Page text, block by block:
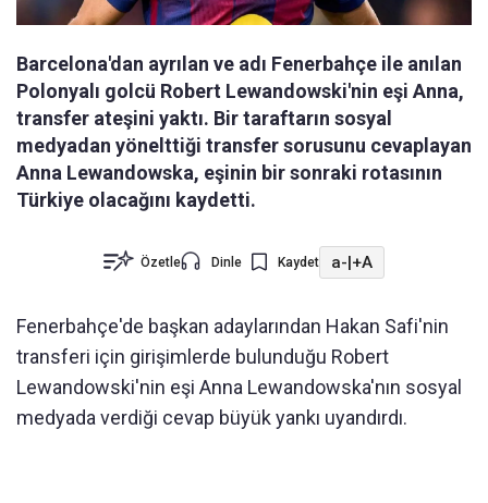
Barcelona'dan ayrılan ve adı Fenerbahçe ile anılan
Polonyalı golcü Robert Lewandowski'nin eşi Anna,
transfer ateşini yaktı. Bir taraftarın sosyal
medyadan yönelttiği transfer sorusunu cevaplayan
Anna Lewandowska, eşinin bir sonraki rotasının
Türkiye olacağını kaydetti.
Özetle Dinle Kaydet a-|+A
Fenerbahçe'de başkan adaylarından Hakan Safi'nin
transferi için girişimlerde bulunduğu Robert
Lewandowski'nin eşi Anna Lewandowska'nın sosyal
medyada verdiği cevap büyük yankı uyandırdı.